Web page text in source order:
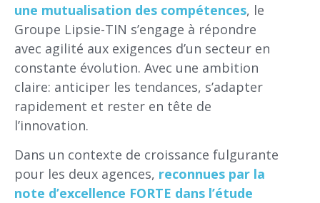
une mutualisation des compétences, le
Groupe Lipsie-TIN s’engage à répondre
avec agilité aux exigences d’un secteur en
constante évolution. Avec une ambition
claire: anticiper les tendances, s’adapter
rapidement et rester en tête de
l’innovation.
Dans un contexte de croissance fulgurante
pour les deux agences, reconnues par la
note d’excellence FORTE dans l’étude